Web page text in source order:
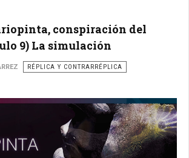
conspiración del
9) La simulación
RÉPLICA Y CONTRARRÉPLICA